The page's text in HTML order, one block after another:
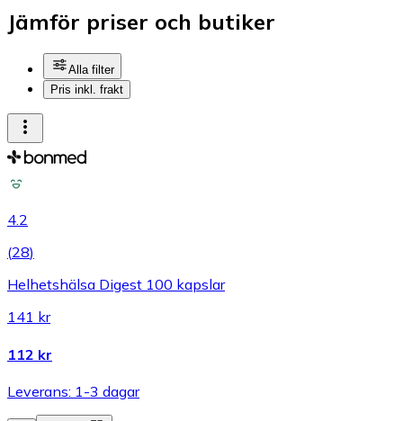
Jämför priser och butiker
Alla filter
Pris inkl. frakt
4.2
(28)
Helhetshälsa Digest 100 kapslar
141 kr
112 kr
Leverans: 1-3 dagar